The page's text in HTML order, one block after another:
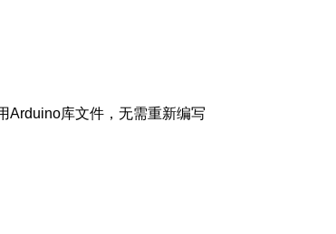
Arduino库文件，无需重新编写